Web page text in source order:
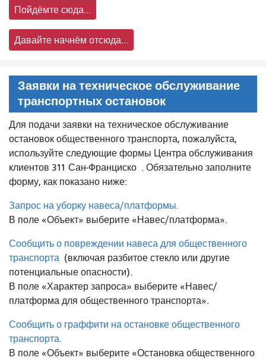
Пойдёмте сюда...
Давайте начнём отсюда...
Заявки на техническое обслуживание
транспортных остановок
Для подачи заявки на техническое обслуживание
остановок общественного транспорта, пожалуйста,
используйте следующие формы Центра обслуживания
клиентов 311 Сан-Франциско . Обязательно заполните
форму, как показано ниже:
Запрос на уборку навеса/платформы.
В поле «Объект» выберите «Навес/платформа».
Сообщить о повреждении навеса для общественного
транспорта (включая разбитое стекло или другие
потенциальные опасности).
В поле «Характер запроса» выберите «Навес/
платформа для общественного транспорта».
Сообщить о граффити на остановке общественного
транспорта.
В поле «Объект» выберите «Остановка общественного